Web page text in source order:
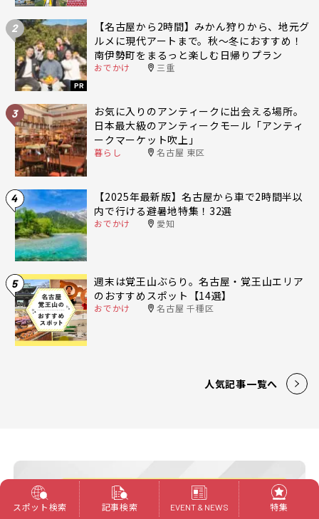
2
PR
【名古屋から2時間】みかん狩りから、地元グ
ルメに現代アートまで。秋〜冬におすすめ！
南伊勢町をまるっと楽しむ日帰りプラン
おでかけ 三重
3
お気に入りのアンティークに出会える場所。
日本最大級のアンティークモール「アンティ
ークマーケット吹上」
暮らし 名古屋 東区
4
【2025年最新版】名古屋から車で2時間半以
内で行ける避暑地特集！32選
おでかけ 愛知
5
週末は覚王山ぶらり。名古屋・覚王山エリア
のおすすめスポット【14選】
おでかけ 名古屋 千種区
人気記事一覧へ
スポット検索 記事検索 EVENT & NEWS 特集